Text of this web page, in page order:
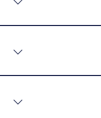
إكمال البرنامج
الأساسية عادةً ما